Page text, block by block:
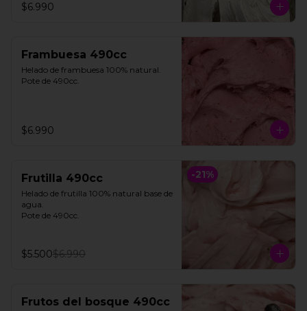
$6.990
Frambuesa 490cc
Helado de frambuesa 100% natural.
Pote de 490cc.
$6.990
-21%
Frutilla 490cc
Helado de frutilla 100% natural base de
agua.
Pote de 490cc.
$5.500$6.990
Frutos del bosque 490cc